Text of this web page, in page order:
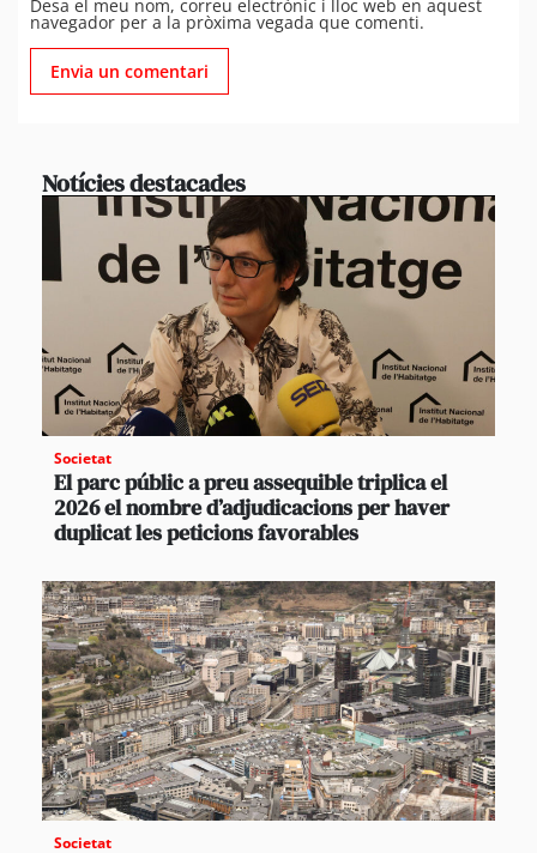
Desa el meu nom, correu electrònic i lloc web en aquest
navegador per a la pròxima vegada que comenti.
Notícies destacades
Societat
El parc públic a preu assequible triplica el
2026 el nombre d’adjudicacions per haver
duplicat les peticions favorables
Societat